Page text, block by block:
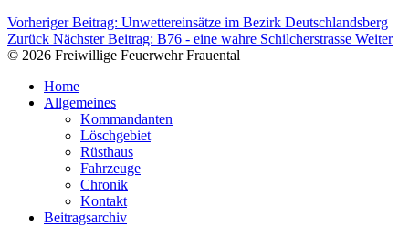
Vorheriger Beitrag: Unwettereinsätze im Bezirk Deutschlandsberg
Zurück Nächster Beitrag: B76 - eine wahre Schilcherstrasse Weiter
© 2026 Freiwillige Feuerwehr Frauental
Home
Allgemeines
Kommandanten
Löschgebiet
Rüsthaus
Fahrzeuge
Chronik
Kontakt
Beitragsarchiv